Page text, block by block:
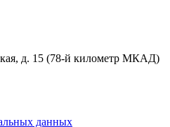
д. 15 (78-й километр МКАД)
данных